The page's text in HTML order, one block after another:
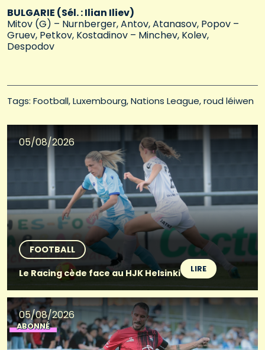
BULGARIE (Sél. : Ilian Iliev)
Mitov (G) – Nurnberger, Antov, Atanasov, Popov –
Gruev, Petkov, Kostadinov – Minchev, Kolev,
Despodov
Tags: Football Luxembourg Nations League roud léiwen
05/08/2026
FOOTBALL
Le Racing cède face au HJK Helsinki
LIRE
05/08/2026
ABONNÉ